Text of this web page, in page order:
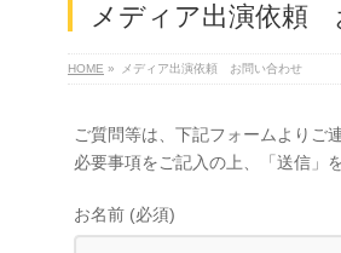
メディア出演依頼
HOME » メディア出演依頼 お問い合わせ
ご質問等は、下記フォームよりご
必要事項をご記入の上、「送信」
お名前 (必須)